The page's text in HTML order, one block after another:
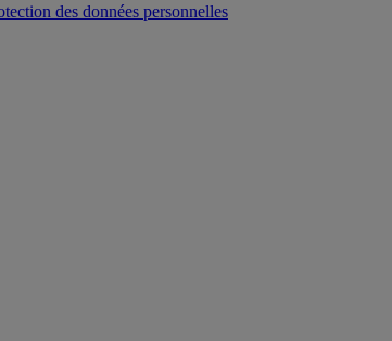
des données personnelles